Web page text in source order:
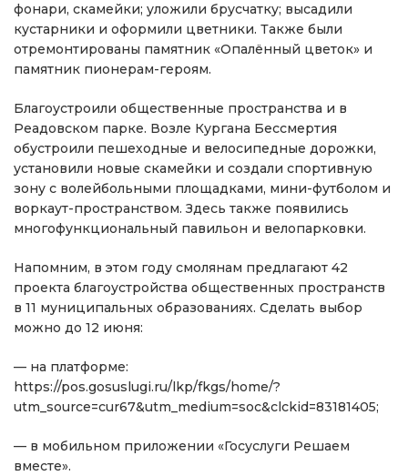
фонари, скамейки; уложили брусчатку; высадили
кустарники и оформили цветники. Также были
отремонтированы памятник «Опалённый цветок» и
памятник пионерам-героям.
Благоустроили общественные пространства и в
Реадовском парке. Возле Кургана Бессмертия
обустроили пешеходные и велосипедные дорожки,
установили новые скамейки и создали спортивную
зону с волейбольными площадками, мини-футболом и
воркаут-пространством. Здесь также появились
многофункциональный павильон и велопарковки.
Напомним, в этом году смолянам предлагают 42
проекта благоустройства общественных пространств
в 11 муниципальных образованиях. Сделать выбор
можно до 12 июня:
— на платформе:
https://pos.gosuslugi.ru/lkp/fkgs/home/?
utm_source=cur67&utm_medium=soc&clckid=83181405;
— в мобильном приложении «Госуслуги Решаем
вместе».